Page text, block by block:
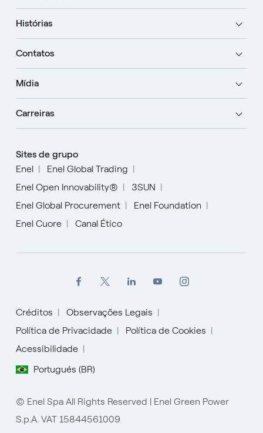
Histórias
Contatos
Mídia
Carreiras
Sites de grupo
Enel
Enel Global Trading
Enel Open Innovability®
3SUN
Enel Global Procurement
Enel Foundation
Enel Cuore
Canal Ético
Créditos
Observações Legais
Política de Privacidade
Política de Cookies
Acessibilidade
Portugués (BR)
English
Español
Italiano
Portugués (BR)
© Enel Spa All Rights Reserved | Enel Green Power
S.p.A. VAT 15844561009